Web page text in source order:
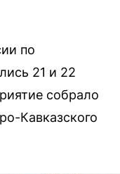
по
21 и 22
собрало
Кавказского